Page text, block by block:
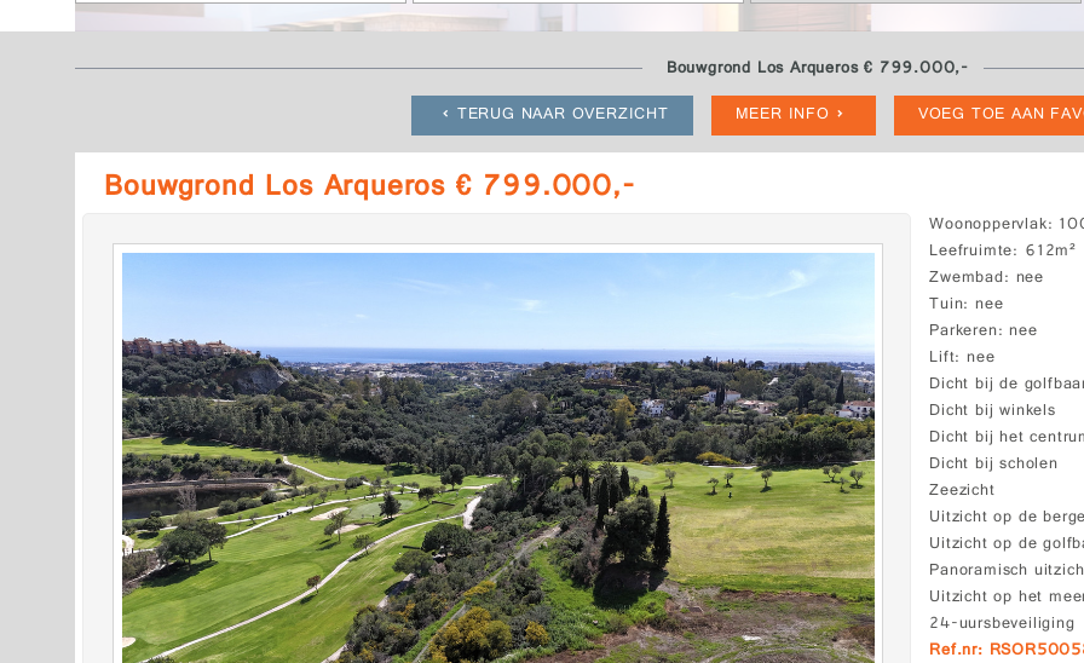
Bouwgrond Los Arqueros € 799.000,-
TERUG NAAR OVERZICHT
MEER INFO VOEG TOE AAN
Bouwgrond Los Arqueros € 799.000,-
Woonoppervlak
Leefruimte 612m²
Zwembad nee
Tuin nee
Parkeren nee
Lift nee
Dicht bij de
Dicht bij winkels
Dicht bij het
Dicht bij scholen
Zeezicht
Uitzicht op de
Uitzicht op de
Panoramisch
Uitzicht op het
24-uursbeveiliging
Ref.nr: